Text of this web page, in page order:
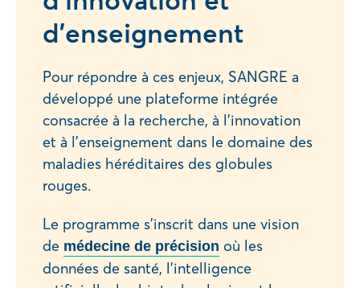
d’enseignement
Pour répondre à ces enjeux, SANGRE a
développé une plateforme intégrée
consacrée à la recherche, à l’innovation
et à l’enseignement dans le domaine des
maladies héréditaires des globules
rouges.
Le programme s’inscrit dans une vision
de médecine de précision où les
données de santé, l’intelligence